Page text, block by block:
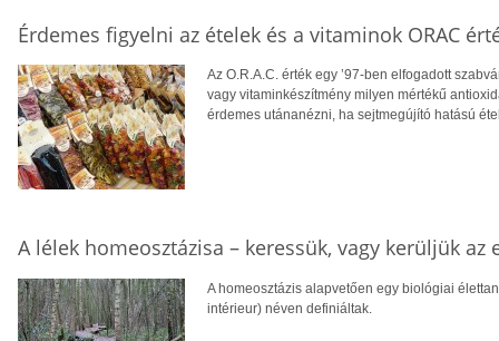
Érdemes figyelni az ételek és a vitaminok ORAC
Az O.R.A.C. érték egy ’97-ben elfogadott
vagy vitaminkészítmény milyen mértékű
érdemes utánanézni, ha sejtmegújító hatású
A lélek homeosztázisa – keressük, vagy kerüljük az
A homeosztázis alapvetően egy biológiai
intérieur) néven definiáltak.